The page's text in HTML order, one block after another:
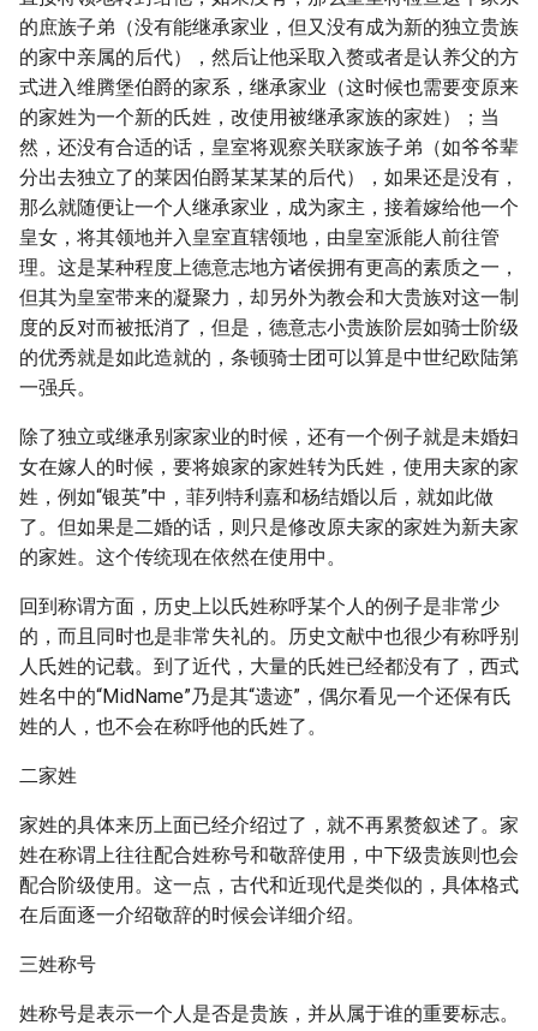
的庶族子弟（没有能继承家业，但又没有成为新的独立贵族
的家中亲属的后代），然后让他采取入赘或者是认养父的方
式进入维腾堡伯爵的家系，继承家业（这时候也需要变原来
的家姓为一个新的氏姓，改使用被继承家族的家姓）；当
然，还没有合适的话，皇室将观察关联家族子弟（如爷爷辈
分出去独立了的莱因伯爵某某某的后代），如果还是没有，
那么就随便让一个人继承家业，成为家主，接着嫁给他一个
皇女，将其领地并入皇室直辖领地，由皇室派能人前往管
理。这是某种程度上德意志地方诸侯拥有更高的素质之一，
但其为皇室带来的凝聚力，却另外为教会和大贵族对这一制
度的反对而被抵消了，但是，德意志小贵族阶层如骑士阶级
的优秀就是如此造就的，条顿骑士团可以算是中世纪欧陆第
一强兵。
除了独立或继承别家家业的时候，还有一个例子就是未婚妇
女在嫁人的时候，要将娘家的家姓转为氏姓，使用夫家的家
姓，例如“银英”中，菲列特利嘉和杨结婚以后，就如此做
了。但如果是二婚的话，则只是修改原夫家的家姓为新夫家
的家姓。这个传统现在依然在使用中。
回到称谓方面，历史上以氏姓称呼某个人的例子是非常少
的，而且同时也是非常失礼的。历史文献中也很少有称呼别
人氏姓的记载。到了近代，大量的氏姓已经都没有了，西式
姓名中的“MidName”乃是其“遗迹”，偶尔看见一个还保有氏
姓的人，也不会在称呼他的氏姓了。
二家姓
家姓的具体来历上面已经介绍过了，就不再累赘叙述了。家
姓在称谓上往往配合姓称号和敬辞使用，中下级贵族则也会
配合阶级使用。这一点，古代和近现代是类似的，具体格式
在后面逐一介绍敬辞的时候会详细介绍。
三姓称号
姓称号是表示一个人是否是贵族，并从属于谁的重要标志。